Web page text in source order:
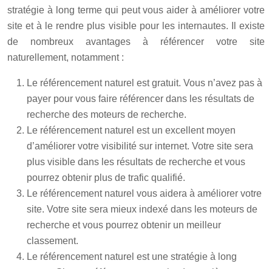
stratégie à long terme qui peut vous aider à améliorer votre
site et à le rendre plus visible pour les internautes. Il existe
de nombreux avantages à référencer votre site
naturellement, notamment :
Le référencement naturel est gratuit. Vous n’avez pas à
payer pour vous faire référencer dans les résultats de
recherche des moteurs de recherche.
Le référencement naturel est un excellent moyen
d’améliorer votre visibilité sur internet. Votre site sera
plus visible dans les résultats de recherche et vous
pourrez obtenir plus de trafic qualifié.
Le référencement naturel vous aidera à améliorer votre
site. Votre site sera mieux indexé dans les moteurs de
recherche et vous pourrez obtenir un meilleur
classement.
Le référencement naturel est une stratégie à long